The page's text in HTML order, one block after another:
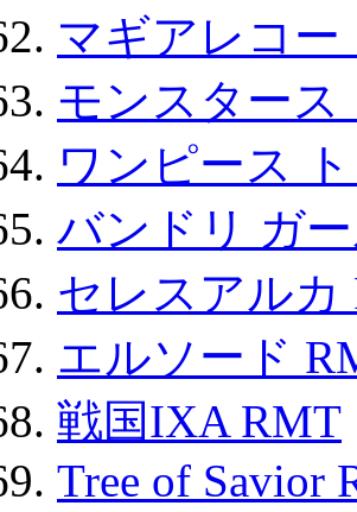
マギアレコー
モンスター
ワンピース
バンドリ ガ
セレスアルカ
エルソード
戦国IXA RMT
Tree of Savior